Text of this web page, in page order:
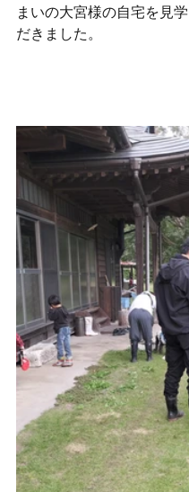
まいの大宮様の自宅を見
だきました。